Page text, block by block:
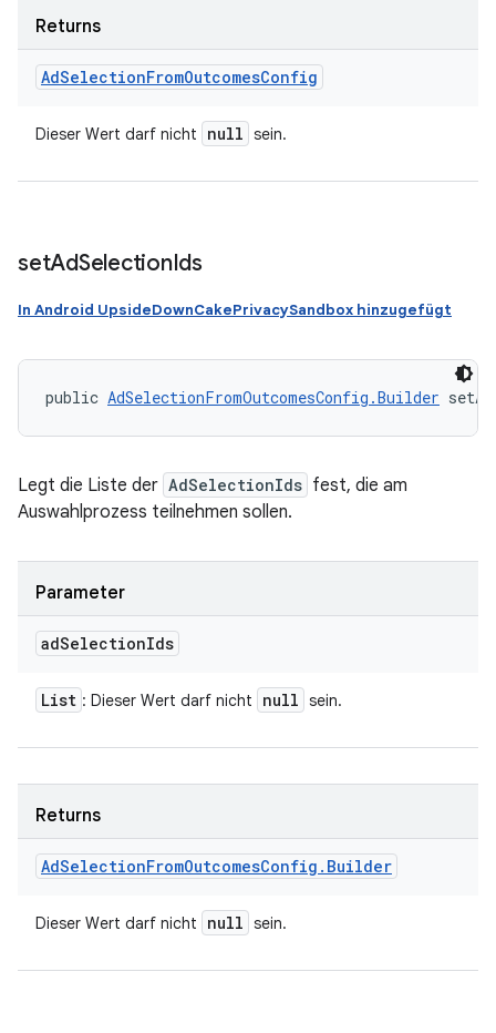
Returns
AdSelectionFromOutcomesConfig
Dieser Wert darf nicht null sein.
setAdSelectionIds
In Android UpsideDownCakePrivacySandbox hinzugefügt
public AdSelectionFromOutcomesConfig.Builder
Legt die Liste der AdSelectionIds fest, die am
Auswahlprozess teilnehmen sollen.
Parameter
adSelectionIds
List : Dieser Wert darf nicht null sein.
Returns
AdSelectionFromOutcomesConfig . Builder
Dieser Wert darf nicht null sein.